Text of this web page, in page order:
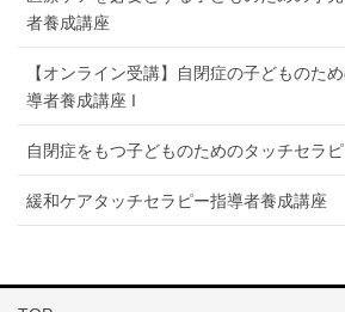
者養成講座
【オンライン受講】自閉症の子どものた
導者養成講座 I
自閉症をもつ子どものためのタッチセラ
緩和ケアタッチセラピー指導者養成講座